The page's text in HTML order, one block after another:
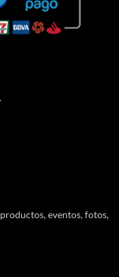
eventos, fotos,